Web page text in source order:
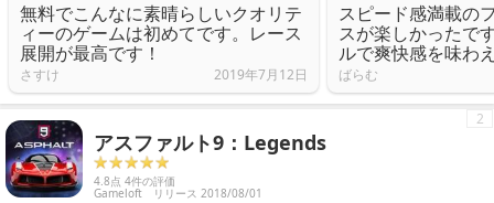
無料でこんなに素晴らしいクオリテ
ィーのゲームは初めてです。レース
展開が最高です！
さすけ 2019年7月12日
スピード感満載の
スが楽しかったで
ルで爽快感を味わ
ばらむ
アスファルト9：Legends
4.8点 4件の評価
Gameloft リリース 2018/08/01
2